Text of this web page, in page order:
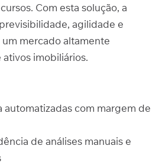
Com esta solução, a
agilidade e
mercado altamente
imobiliários.
automatizadas com margem de
de análises manuais e